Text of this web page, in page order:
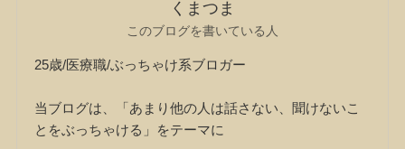
くまつま
このブログを書いている人
25歳/医療職/ぶっちゃけ系ブロガー
当ブログは、「あまり他の人は話さない、聞けないこ
とをぶっちゃける」をテーマに